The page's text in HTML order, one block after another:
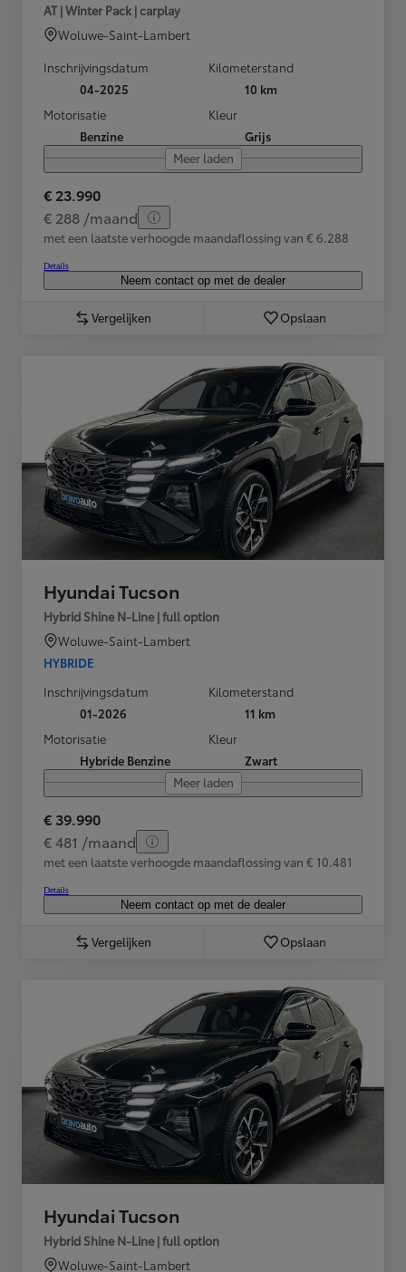
AT | Winter Pack | carplay
Woluwe-Saint-Lambert
Inschrijvingsdatum
04-2025
Kilometerstand
10 km
Motorisatie
Benzine
Kleur
Grijs
Meer laden
€ 23.990
€ 288 /maand
met een laatste verhoogde maandaflossing van € 6.288
Details
Neem contact op met de dealer
Vergelijken Opslaan
Hyundai Tucson
Hybrid Shine N-Line | full option
Woluwe-Saint-Lambert
HYBRIDE
Inschrijvingsdatum
01-2026
Kilometerstand
11 km
Motorisatie
Hybride Benzine
Kleur
Zwart
Meer laden
€ 39.990
€ 481 /maand
met een laatste verhoogde maandaflossing van € 10.481
Details
Neem contact op met de dealer
Vergelijken Opslaan
Hyundai Tucson
Hybrid Shine N-Line | full option
Woluwe-Saint-Lambert